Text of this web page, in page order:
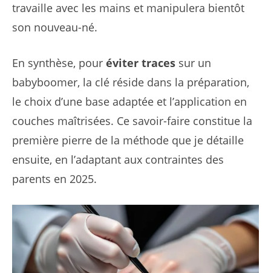
travaille avec les mains et manipulera bientôt
son nouveau-né.
En synthèse, pour éviter traces sur un
babyboomer, la clé réside dans la préparation,
le choix d’une base adaptée et l’application en
couches maîtrisées. Ce savoir-faire constitue la
première pierre de la méthode que je détaille
ensuite, en l’adaptant aux contraintes des
parents en 2025.